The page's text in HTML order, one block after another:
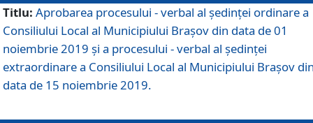
Titlu: Aprobarea procesului - verbal al şedinţei ordinare a
Consiliului Local al Municipiului Brașov din data de 01
noiembrie 2019 și a procesului - verbal al ședinței
extraordinare a Consiliului Local al Municipiului Brașov
data de 15 noiembrie 2019.